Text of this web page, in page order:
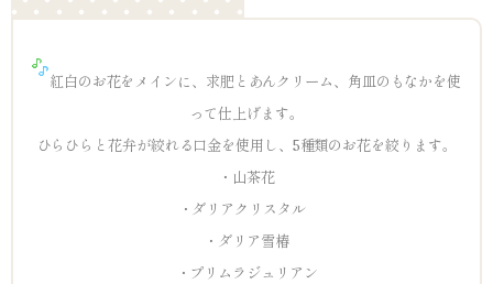
紅白のお花をメインに、求肥とあんクリーム、角皿のもなかを使
って仕上げます。
ひらひらと花弁が絞れる口金を使用し、5種類のお花を絞ります。
・山茶花
・ダリアクリスタル
・ダリア雪椿
・プリムラジュリアン